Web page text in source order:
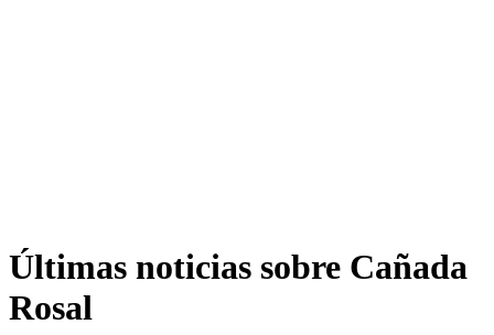
Últimas noticias sobre Cañada
Rosal